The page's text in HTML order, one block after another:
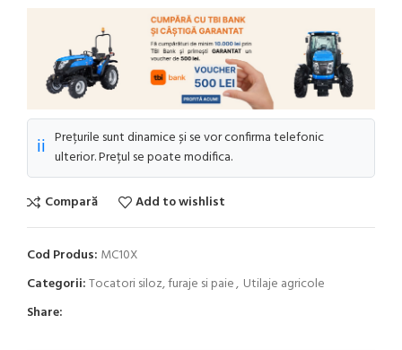
ℹ️ Prețurile sunt dinamice și se vor confirma telefonic
ulterior. Prețul se poate modifica.
Compară Add to wishlist
Cod Produs: MC10X
Categorii:Tocatori siloz, furaje si paie, Utilaje agricole
Share: